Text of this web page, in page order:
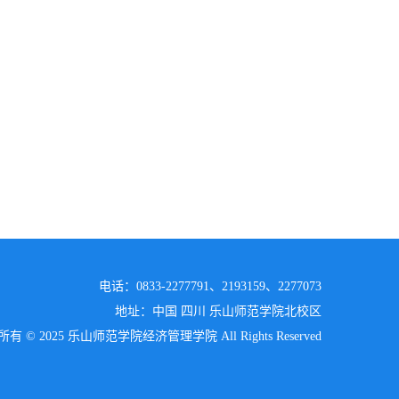
电话：0833-2277791、2193159、2277073
地址：中国 四川 乐山师范学院北校区
有 © 2025 乐山师范学院经济管理学院 All Rights Reserved